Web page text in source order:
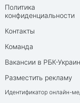
Политика
конфиденциальности
Контакты
Команда
Вакансии в РБК-
Разместить рекламу
Идентификатор онлайн-